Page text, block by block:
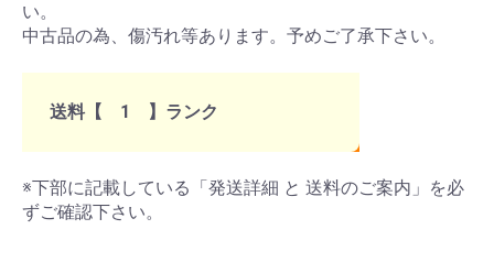
い。
中古品の為、傷汚れ等あります。予めご了承下さい。
送料【 1 】ランク
※下部に記載している「発送詳細 と 送料のご案内」を必
ずご確認下さい。